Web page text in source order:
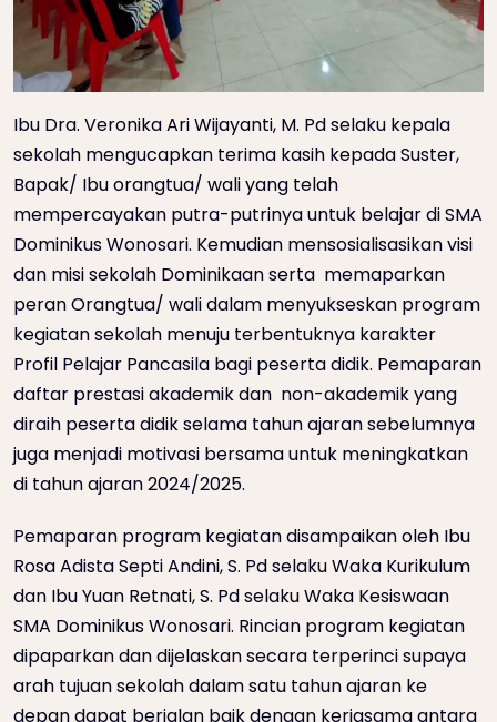
Ibu Dra. Veronika Ari Wijayanti, M. Pd selaku kepala
sekolah mengucapkan terima kasih kepada Suster,
Bapak/ Ibu orangtua/ wali yang telah
mempercayakan putra-putrinya untuk belajar di SMA
Dominikus Wonosari. Kemudian mensosialisasikan visi
dan misi sekolah Dominikaan serta memaparkan
peran Orangtua/ wali dalam menyukseskan program
kegiatan sekolah menuju terbentuknya karakter
Profil Pelajar Pancasila bagi peserta didik. Pemaparan
daftar prestasi akademik dan non-akademik yang
diraih peserta didik selama tahun ajaran sebelumnya
juga menjadi motivasi bersama untuk meningkatkan
di tahun ajaran 2024/2025.
Pemaparan program kegiatan disampaikan oleh Ibu
Rosa Adista Septi Andini, S. Pd selaku Waka Kurikulum
dan Ibu Yuan Retnati, S. Pd selaku Waka Kesiswaan
SMA Dominikus Wonosari. Rincian program kegiatan
dipaparkan dan dijelaskan secara terperinci supaya
arah tujuan sekolah dalam satu tahun ajaran ke
depan dapat berjalan baik dengan kerjasama antara